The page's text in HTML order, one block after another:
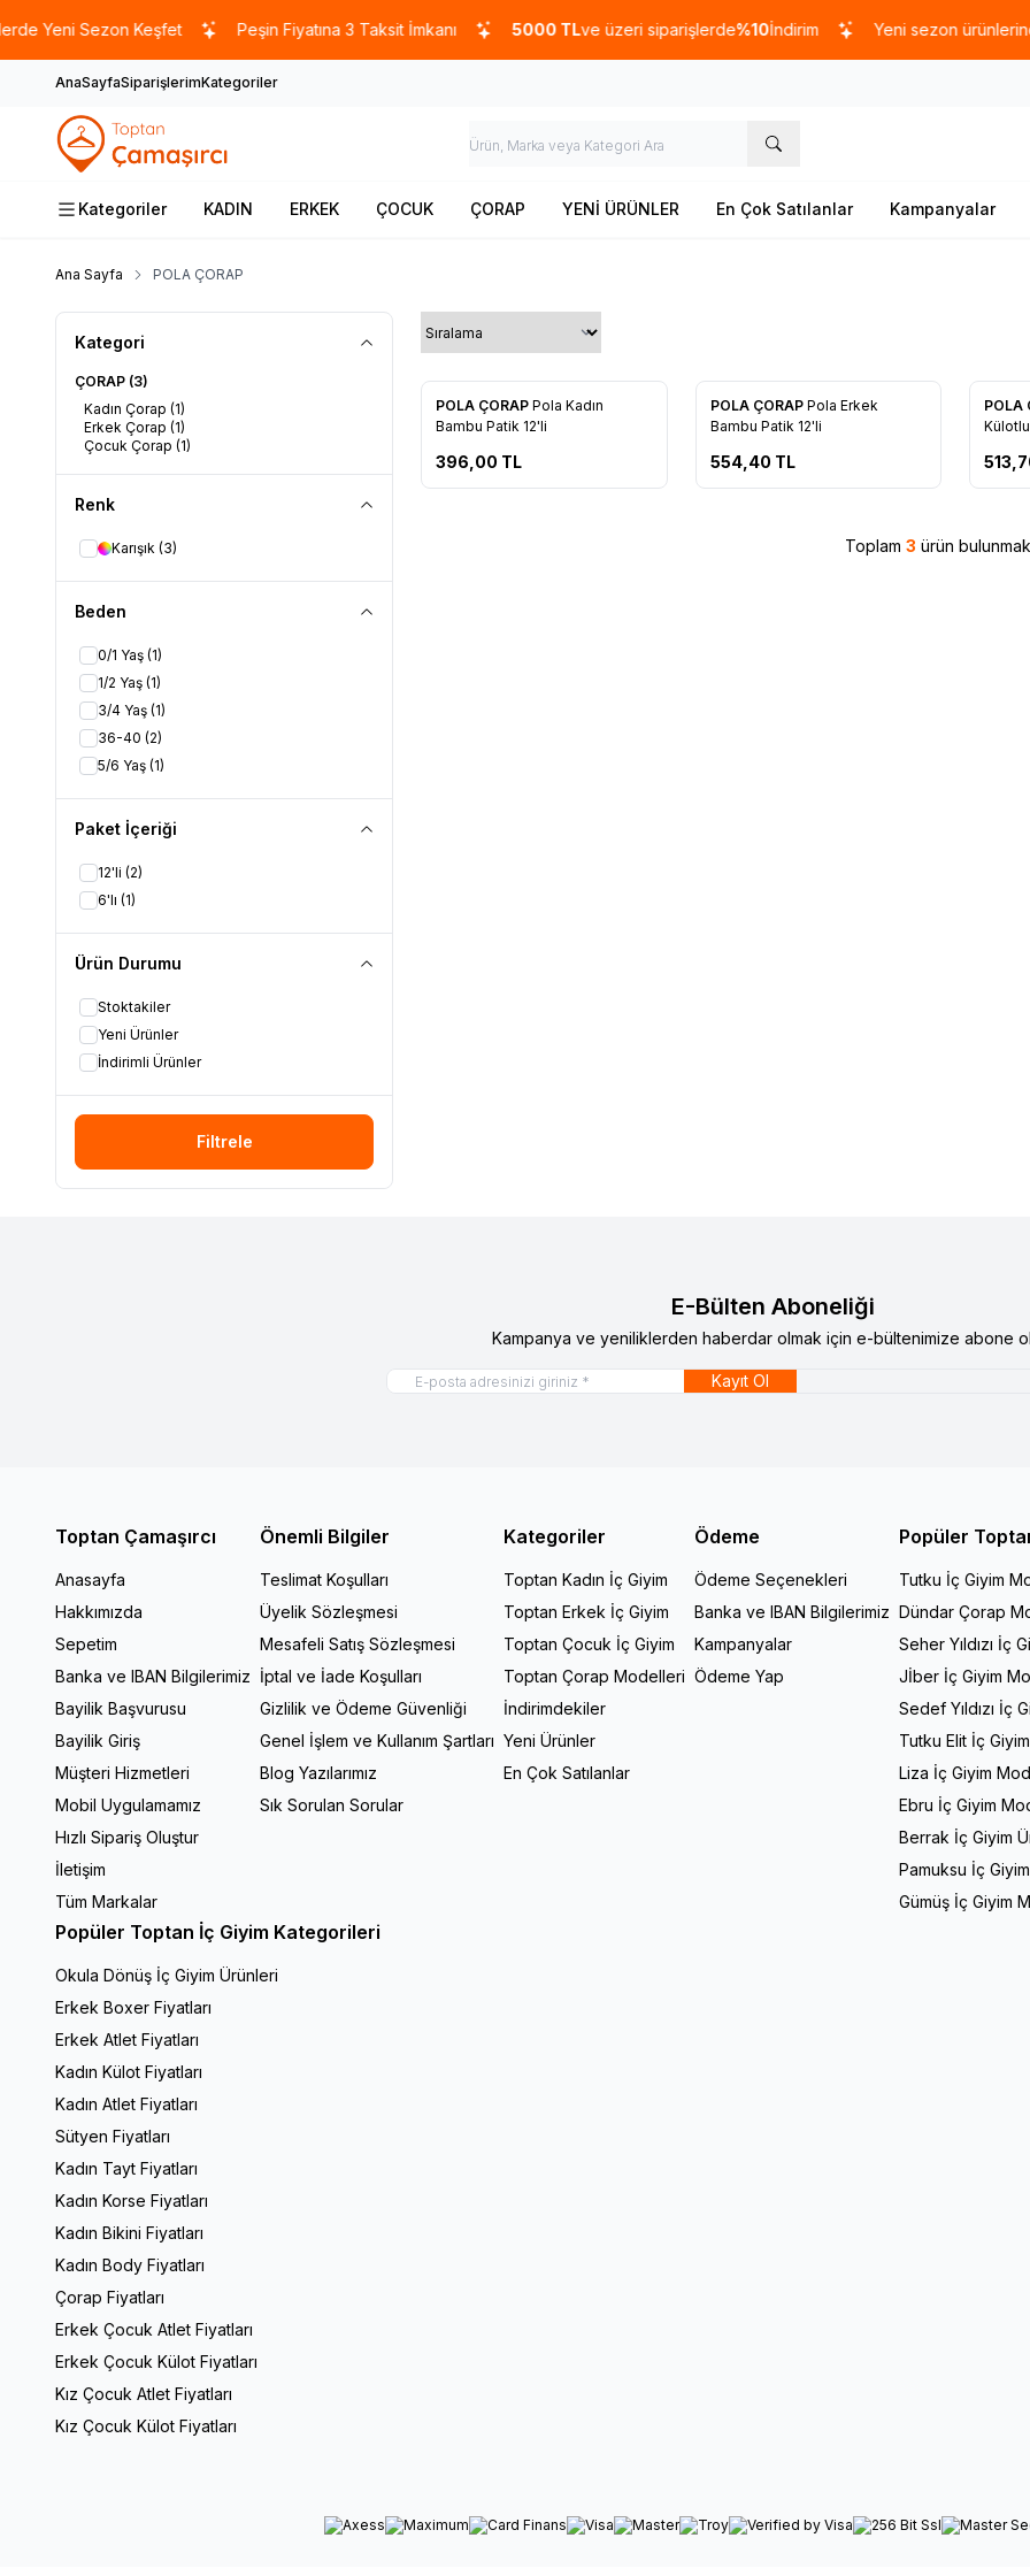
Yeni Sezon Keşfet Peşin Fiyatına 3 Taksit İmkanı 5000 TLve üzeri siparişlerde%10İndirim Yeni sezon ürünlerinde
AnaSayfaSiparişlerimKategoriler
Kategoriler KADIN ERKEK ÇOCUK ÇORAP YENİ ÜRÜNLER En Çok Satılanlar Kampanyalar
Ana Sayfa POLA ÇORAP
Kategori
ÇORAP (3)
Kadın Çorap (1)
Erkek Çorap (1)
Çocuk Çorap (1)
Renk
Karışık (3)
Beden
0/1 Yaş (1)
1/2 Yaş (1)
3/4 Yaş (1)
36-40 (2)
5/6 Yaş (1)
Paket İçeriği
12'li (2)
6'lı (1)
Ürün Durumu
Stoktakiler
Yeni Ürünler
İndirimli Ürünler
Filtrele
Favorilere Ekle
Tükendi
POLA ÇORAP Pola Kadın
Bambu Patik 12'li
396,00 TL
Favorilere Ekle
Tükendi
POLA ÇORAP Pola Erkek
Bambu Patik 12'li
554,40 TL
Tükendi
POLA
Toplam 3 ürün
E-Bülten Aboneliği
Kampanya ve yeniliklerden haberdar olmak için e-bültenimize abone
Kayıt Ol
Toptan Çamaşırcı
Anasayfa
Hakkımızda
Sepetim
Banka ve IBAN Bilgilerimiz
Bayilik Başvurusu
Bayilik Giriş
Müşteri Hizmetleri
Mobil Uygulamamız
Hızlı Sipariş Oluştur
İletişim
Tüm Markalar
Önemli Bilgiler
Teslimat Koşulları
Üyelik Sözleşmesi
Mesafeli Satış Sözleşmesi
İptal ve İade Koşulları
Gizlilik ve Ödeme Güvenliği
Genel İşlem ve Kullanım Şartları
Blog Yazılarımız
Sık Sorulan Sorular
Kategoriler
Toptan Kadın İç Giyim
Toptan Erkek İç Giyim
Toptan Çocuk İç Giyim
Toptan Çorap Modelleri
İndirimdekiler
Yeni Ürünler
En Çok Satılanlar
Ödeme
Ödeme Seçenekleri
Banka ve IBAN Bilgilerimiz
Kampanyalar
Ödeme Yap
Popüler
Tutku İç Giyim
Dündar Çorap
Seher Yıldızı İç
Jİber İç Giyim
Sedef Yıldızı İç
Tutku Elit İç
Liza İç Giyim
Ebru İç Giyim
Berrak İç Giyim
Pamuksu İç
Gümüş İç Giyim
Popüler Toptan İç Giyim Kategorileri
Okula Dönüş İç Giyim Ürünleri
Erkek Boxer Fiyatları
Erkek Atlet Fiyatları
Kadın Külot Fiyatları
Kadın Atlet Fiyatları
Sütyen Fiyatları
Kadın Tayt Fiyatları
Kadın Korse Fiyatları
Kadın Bikini Fiyatları
Kadın Body Fiyatları
Çorap Fiyatları
Erkek Çocuk Atlet Fiyatları
Erkek Çocuk Külot Fiyatları
Kız Çocuk Atlet Fiyatları
Kız Çocuk Külot Fiyatları